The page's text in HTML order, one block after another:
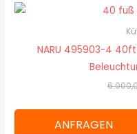
NARU 495903-4
ANFRAGEN